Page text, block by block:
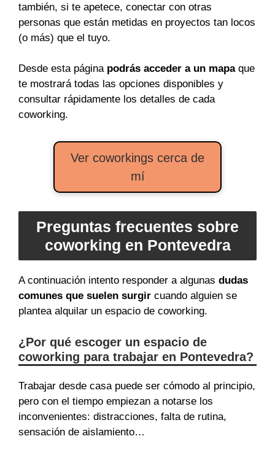
también, si te apetece, conectar con otras
personas que están metidas en proyectos tan locos
(o más) que el tuyo.
Desde esta página podrás acceder a un mapaque
te mostrará todas las opciones disponibles y
consultar rápidamente los detalles de cada
coworking.
Ver coworkings cerca de
mí
Preguntas frecuentes sobre
coworking en Pontevedra
A continuación intento responder a algunas dudas
comunes que suelen surgir cuando alguien se
plantea alquilar un espacio de coworking.
¿Por qué escoger un espacio de
coworking para trabajar en Pontevedra?
Trabajar desde casa puede ser cómodo al principio,
pero con el tiempo empiezan a notarse los
inconvenientes: distracciones, falta de rutina,
sensación de aislamiento…